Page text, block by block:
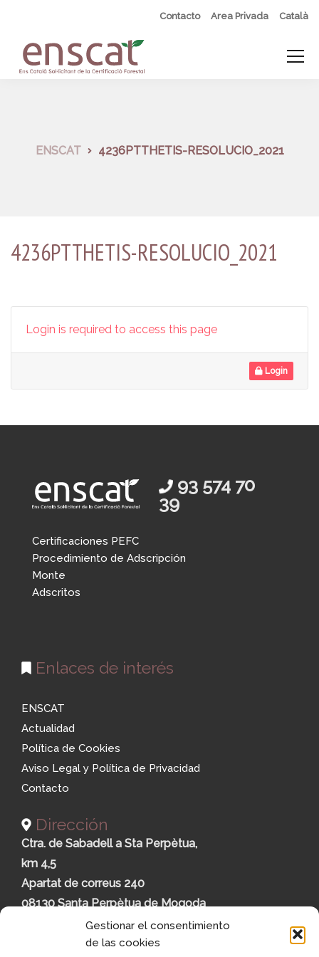
Gestionar el consentimiento
de las cookies
Contacto Area Privada Català
ENSCAT 4236PTTHETIS-RESOLUCIO_2021
4236PTTHETIS-RESOLUCIO_2021
Login is required to access this page
Login
93 574 70
39
Certificaciones PEFC
Procedimiento de Adscripción
Monte
Adscritos
Enlaces de interés
ENSCAT
Actualidad
Política de Cookies
Aviso Legal y Política de Privacidad
Contacto
Dirección
Ctra. de Sabadell a Sta Perpètua,
km 4,5
Apartat de correus 240
08130 Santa Perpètua de Mogoda